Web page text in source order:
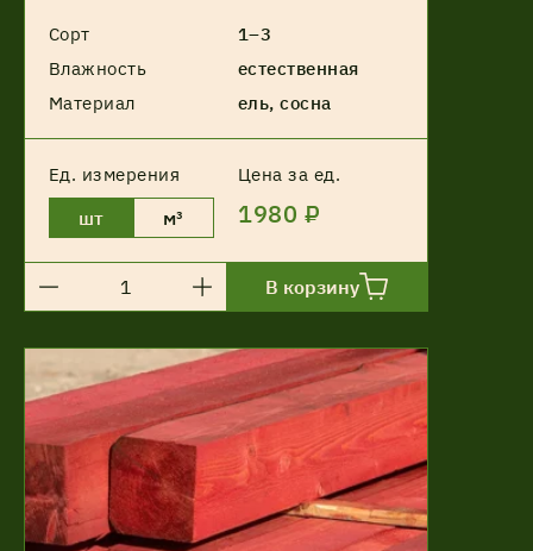
Сорт
1–3
Влажность
естественная
Материал
ель, сосна
Ед. измерения Цена за ед.
шт м³ 1980 ₽
В корзину